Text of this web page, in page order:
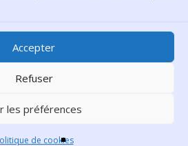
Accepter
Refuser
les préférences
de cookies
Bibliothèque municipale de
Lyon
30 Boulevard Vivier-Merle
Téléphone
Contacter le comité éditorial